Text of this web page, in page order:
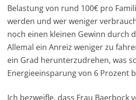
Belastung von rund 100€ pro
werden und wer weniger
noch einen kleinen Gewinn durch
Allemal ein Anreiz weniger zu
ein Grad herunterzudrehen, was
Energieeinsparung von 6 Prozent
Ich bezweifle, dass Frau Baerbock